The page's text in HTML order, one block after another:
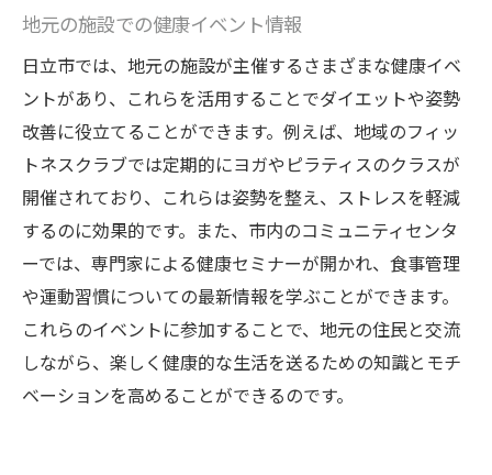
地元の施設での健康イベント情報
日立市では、地元の施設が主催するさまざまな健康イベ
ントがあり、これらを活用することでダイエットや姿勢
改善に役立てることができます。例えば、地域のフィッ
トネスクラブでは定期的にヨガやピラティスのクラスが
開催されており、これらは姿勢を整え、ストレスを軽減
するのに効果的です。また、市内のコミュニティセンタ
ーでは、専門家による健康セミナーが開かれ、食事管理
や運動習慣についての最新情報を学ぶことができます。
これらのイベントに参加することで、地元の住民と交流
しながら、楽しく健康的な生活を送るための知識とモチ
ベーションを高めることができるのです。